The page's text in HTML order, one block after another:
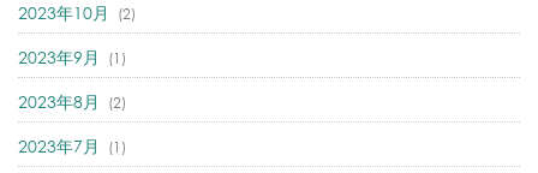
2023年10月 (2)
2023年9月 (1)
2023年8月 (2)
2023年7月 (1)